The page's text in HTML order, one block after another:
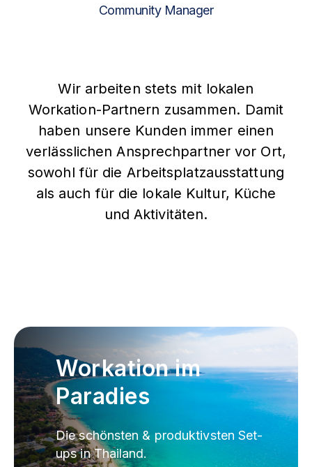
Community Manager
Wir arbeiten stets mit lokalen
Workation-Partnern zusammen. Damit
haben unsere Kunden immer einen
verlässlichen Ansprechpartner vor Ort,
sowohl für die Arbeitsplatzausstattung
als auch für die lokale Kultur, Küche
und Aktivitäten.
Workation im
Paradies
Die schönsten & produktivsten Set-
ups in Thailand.